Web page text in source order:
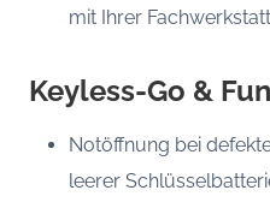
mit Ihrer Fachwerkstatt
Keyless-Go &
Notöffnung bei
leerer